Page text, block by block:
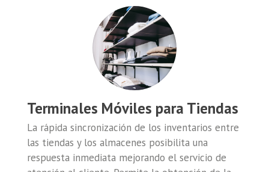
Terminales Móviles para Tiendas
La rápida sincronización de los inventarios entre
las tiendas y los almacenes posibilita una
respuesta inmediata mejorando el servicio de